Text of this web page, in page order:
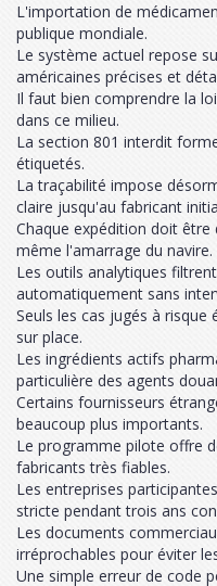
L'importation de
publique mondiale.
Le système actuel repose
américaines précises et
Il faut bien comprendre la
dans ce milieu.
La section 801 interdit
étiquetés.
La traçabilité impose
claire jusqu'au fabricant
Chaque expédition doit
même l'amarrage du navire.
Les outils analytiques
automatiquement sans
Seuls les cas jugés à
sur place.
Les ingrédients actifs
particulière des agents
Certains fournisseurs
beaucoup plus importants.
Le programme pilote offre
fabricants très fiables.
Les entreprises
stricte pendant trois ans
Les documents
irréprochables pour éviter
Une simple erreur de code